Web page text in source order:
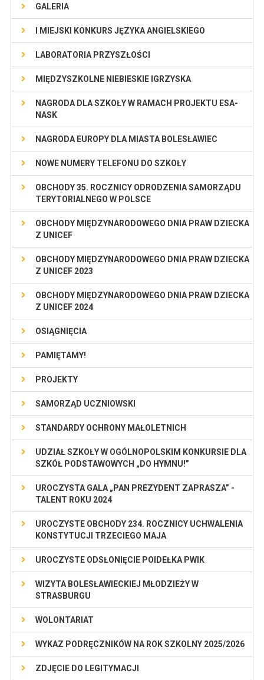
GALERIA
I MIEJSKI KONKURS JĘZYKA ANGIELSKIEGO
LABORATORIA PRZYSZŁOŚCI
MIĘDZYSZKOLNE NIEBIESKIE IGRZYSKA
NAGRODA DLA SZKOŁY W RAMACH PROJEKTU ESA-
NASK
NAGRODA EUROPY DLA MIASTA BOLESŁAWIEC
NOWE NUMERY TELEFONU DO SZKOŁY
OBCHODY 35. ROCZNICY ODRODZENIA SAMORZĄDU
TERYTORIALNEGO W POLSCE
OBCHODY MIĘDZYNARODOWEGO DNIA PRAW DZIECKA
Z UNICEF
OBCHODY MIĘDZYNARODOWEGO DNIA PRAW DZIECKA
Z UNICEF 2023
OBCHODY MIĘDZYNARODOWEGO DNIA PRAW DZIECKA
Z UNICEF 2024
OSIĄGNIĘCIA
PAMIĘTAMY!
PROJEKTY
SAMORZĄD UCZNIOWSKI
STANDARDY OCHRONY MAŁOLETNICH
UDZIAŁ SZKOŁY W OGÓLNOPOLSKIM KONKURSIE DLA
SZKÓŁ PODSTAWOWYCH „DO HYMNU!”
UROCZYSTA GALA „PAN PREZYDENT ZAPRASZA” -
TALENT ROKU 2024
UROCZYSTE OBCHODY 234. ROCZNICY UCHWALENIA
KONSTYTUCJI TRZECIEGO MAJA
UROCZYSTE ODSŁONIĘCIE POIDEŁKA PWIK
WIZYTA BOLESŁAWIECKIEJ MŁODZIEŻY W
STRASBURGU
WOLONTARIAT
WYKAZ PODRĘCZNIKÓW NA ROK SZKOLNY 2025/2026
ZDJĘCIE DO LEGITYMACJI